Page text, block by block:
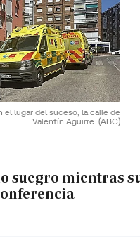
el lugar del suceso, la calle de
Valentín Aguirre. (ABC)
suegro mientras